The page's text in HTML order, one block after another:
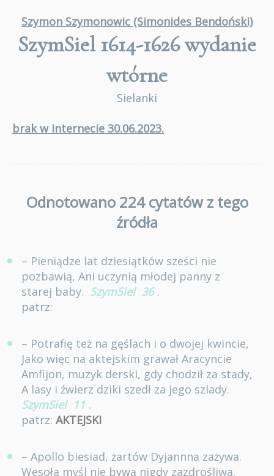
Szymon Szymonowic (Simonides Bendoński)
SzymSiel 1614-1626wydanie
wtórne
Sielanki
brak w internecie 30.06.2023.
Odnotowano 224 cytatów z tego
źródła
– Pieniądze lat dziesiątków sześci nie
pozbawią, Ani uczynią młodej panny z
starej baby. SzymSiel 36 .
patrz:
– Potrafię też na gęślach i o dwojej kwincie,
Jako więc na aktejskim grawał Aracyncie
Amfijon, muzyk derski, gdy chodził za stady,
A lasy i źwierz dziki szedł za jego szlady.
SzymSiel 11 .
patrz: AKTEJSKI
– Apollo biesiad, żartów Dyjannna zażywa.
Wesoła myśl nie bywa nigdy zazdrośliwa.